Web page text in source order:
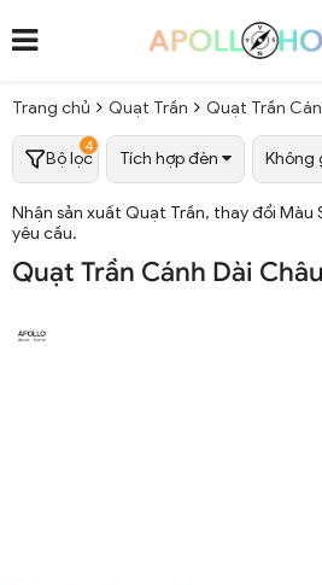
Trang chủ Quạt Trần Quạt Trần
Bộ lọc
4
Tích hợp đèn Không
Nhận sản xuất Quạt Trần, thay đổi Màu
yêu cầu.
Quạt Trần Cánh Dài